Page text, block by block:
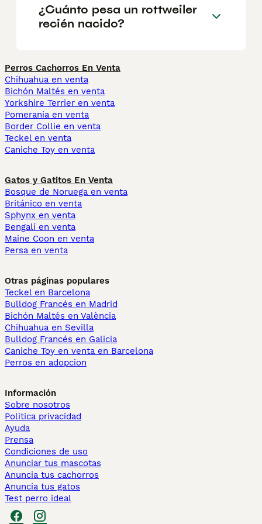
¿Cuánto pesa un rottweiler
recién nacido?
Perros Cachorros En Venta
Chihuahua en venta
Bichón Maltés en venta
Yorkshire Terrier en venta
Pomerania en venta
Border Collie en venta
Teckel en venta
Caniche Toy en venta
Gatos y Gatitos En Venta
Bosque de Noruega en venta
Británico en venta
Sphynx en venta
Bengalí en venta
Maine Coon en venta
Persa en venta
Otras páginas populares
Teckel en Barcelona
Bulldog Francés en Madrid
Bichón Maltés en València
Chihuahua en Sevilla
Bulldog Francés en Galicia
Caniche Toy en venta en Barcelona
Perros en adopcion
Información
Sobre nosotros
Politica privacidad
Ayuda
Prensa
Condiciones de uso
Anunciar tus mascotas
Anuncia tus cachorros
Anuncia tus gatos
Test perro ideal